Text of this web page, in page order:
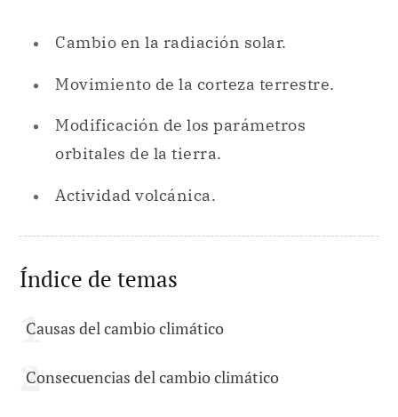
Cambio en la radiación solar.
Movimiento de la corteza terrestre.
Modificación de los parámetros
orbitales de la tierra.
Actividad volcánica.
Índice de temas
Causas del cambio climático
Consecuencias del cambio climático